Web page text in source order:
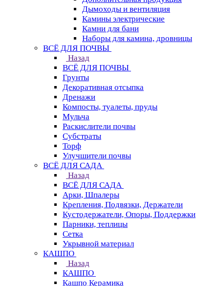
Дымоходы и вентиляция
Камины электрические
Камни для бани
Наборы для камина, дровницы
ВСЁ ДЛЯ ПОЧВЫ
Назад
ВСЁ ДЛЯ ПОЧВЫ
Грунты
Декоративная отсыпка
Дренажи
Компосты, туалеты, пруды
Мульча
Раскислители почвы
Субстраты
Торф
Улучшители почвы
ВСЁ ДЛЯ САДА
Назад
ВСЁ ДЛЯ САДА
Арки, Шпалеры
Крепления, Подвязки, Держатели
Кустодержатели, Опоры, Поддержки
Парники, теплицы
Сетка
Укрывной материал
КАШПО
Назад
КАШПО
Кашпо Керамика